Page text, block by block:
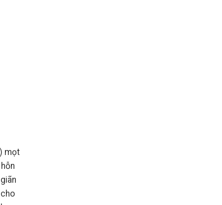
mọt